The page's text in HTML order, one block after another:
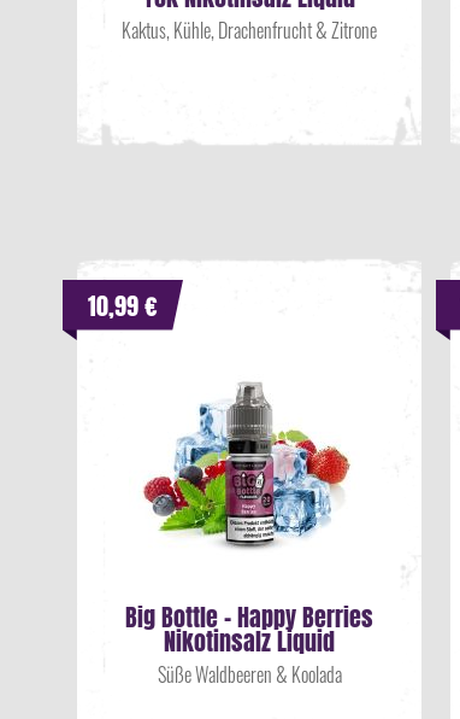
Kaktus, Kühle, Drachenfrucht & Zitrone
Big Bottle - Happy Berries
Nikotinsalz Liquid
Süße Waldbeeren & Koolada
10,99 €